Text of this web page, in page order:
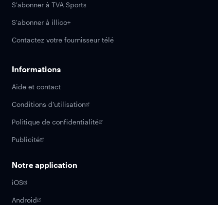
S'abonner à TVA Sports
S'abonner à illico+
Contactez votre fournisseur télé
Informations
Aide et contact
Conditions d'utilisation
Politique de confidentialité
Publicité
Notre application
iOS
Android